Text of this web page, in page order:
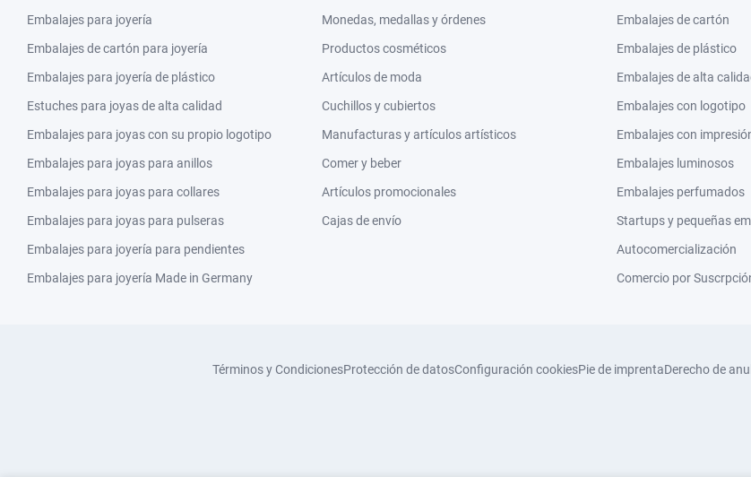
Embalajes para joyería
Embalajes de cartón para joyería
Embalajes para joyería de plástico
Estuches para joyas de alta calidad
Embalajes para joyas con su propio logotipo
Embalajes para joyas para anillos
Embalajes para joyas para collares
Embalajes para joyas para pulseras
Embalajes para joyería para pendientes
Embalajes para joyería Made in Germany
Monedas, medallas y órdenes
Productos cosméticos
Artículos de moda
Cuchillos y cubiertos
Manufacturas y artículos artísticos
Comer y beber
Artículos promocionales
Cajas de envío
Embalajes de cartón
Embalajes de plástico
Embalajes de alta
Embalajes con logotipo
Embalajes con
Embalajes luminosos
Embalajes perfumados
Startups y pequeñas
Autocomercialización
Comercio por
Términos y CondicionesProtección de datosConfiguración cookiesPie de imprentaDerecho de